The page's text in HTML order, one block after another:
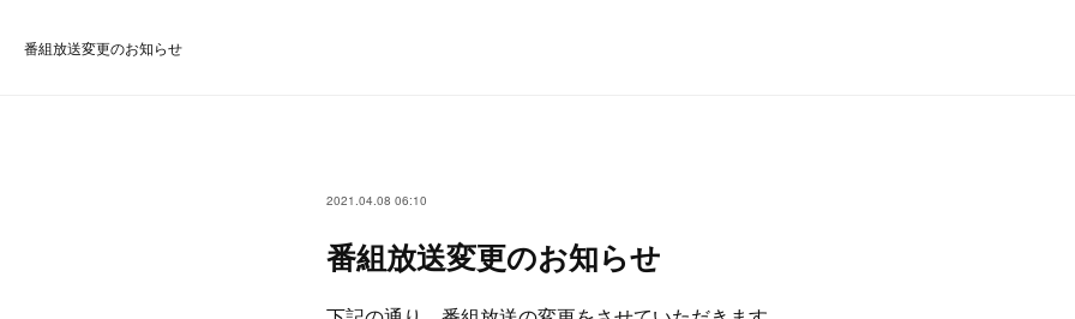
番組放送変更のお知らせ
2021.04.08 06:10
番組放送変更のお知らせ